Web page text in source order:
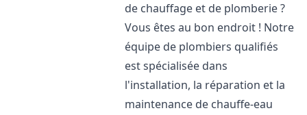
de chauffage et de plomberie ?
Vous êtes au bon endroit ! Notre
équipe de plombiers qualifiés
est spécialisée dans
l'installation, la réparation et la
maintenance de chauffe-eau